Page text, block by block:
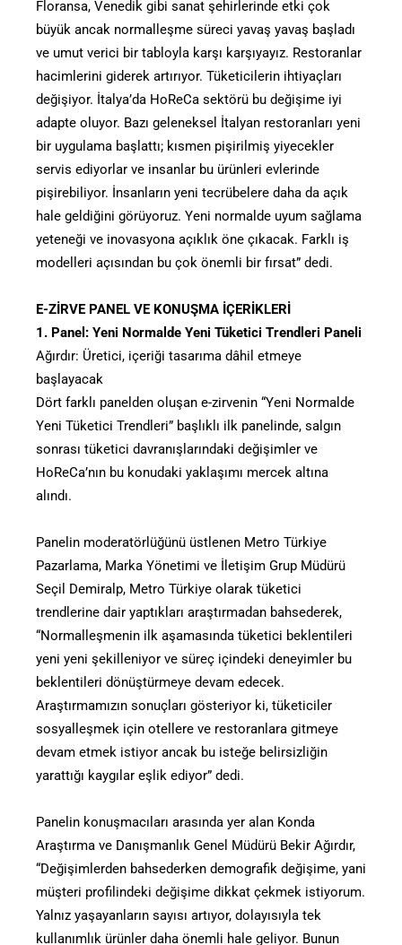
Floransa, Venedik gibi sanat şehirlerinde etki çok
büyük ancak normalleşme süreci yavaş yavaş başladı
ve umut verici bir tabloyla karşı karşıyayız. Restoranlar
hacimlerini giderek artırıyor. Tüketicilerin ihtiyaçları
değişiyor. İtalya’da HoReCa sektörü bu değişime iyi
adapte oluyor. Bazı geleneksel İtalyan restoranları yeni
bir uygulama başlattı; kısmen pişirilmiş yiyecekler
servis ediyorlar ve insanlar bu ürünleri evlerinde
pişirebiliyor. İnsanların yeni tecrübelere daha da açık
hale geldiğini görüyoruz. Yeni normalde uyum sağlama
yeteneği ve inovasyona açıklık öne çıkacak. Farklı iş
modelleri açısından bu çok önemli bir fırsat” dedi.
E-ZİRVE PANEL VE KONUŞMA İÇERİKLERİ
1. Panel: Yeni Normalde Yeni Tüketici Trendleri Paneli
Ağırdır: Üretici, içeriği tasarıma dâhil etmeye
başlayacak
Dört farklı panelden oluşan e-zirvenin “Yeni Normalde
Yeni Tüketici Trendleri” başlıklı ilk panelinde, salgın
sonrası tüketici davranışlarındaki değişimler ve
HoReCa’nın bu konudaki yaklaşımı mercek altına
alındı.
Panelin moderatörlüğünü üstlenen Metro Türkiye
Pazarlama, Marka Yönetimi ve İletişim Grup Müdürü
Seçil Demiralp, Metro Türkiye olarak tüketici
trendlerine dair yaptıkları araştırmadan bahsederek,
“Normalleşmenin ilk aşamasında tüketici beklentileri
yeni yeni şekilleniyor ve süreç içindeki deneyimler bu
beklentileri dönüştürmeye devam edecek.
Araştırmamızın sonuçları gösteriyor ki, tüketiciler
sosyalleşmek için otellere ve restoranlara gitmeye
devam etmek istiyor ancak bu isteğe belirsizliğin
yarattığı kaygılar eşlik ediyor” dedi.
Panelin konuşmacıları arasında yer alan Konda
Araştırma ve Danışmanlık Genel Müdürü Bekir Ağırdır,
“Değişimlerden bahsederken demografik değişime, yani
müşteri profilindeki değişime dikkat çekmek istiyorum.
Yalnız yaşayanların sayısı artıyor, dolayısıyla tek
kullanımlık ürünler daha önemli hale geliyor. Bunun